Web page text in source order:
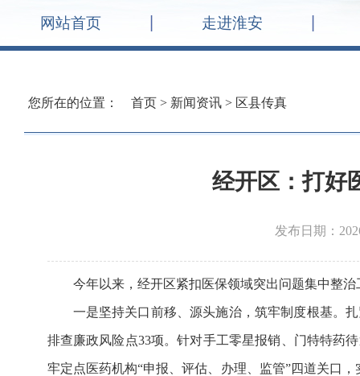
网站首页 走进淮安
您所在的位置： 首页 > 新闻资讯 > 区县传真
经开区：打好
发布日期：
今年以来，经开区紧扣医保领域突出问题集中整
一是坚持关口前移、源头施治，筑牢制度根基。
排查廉政风险点33项。针对手工零星报销、门特特药
牢定点医药机构“申报、评估、办理、监管”四道关口